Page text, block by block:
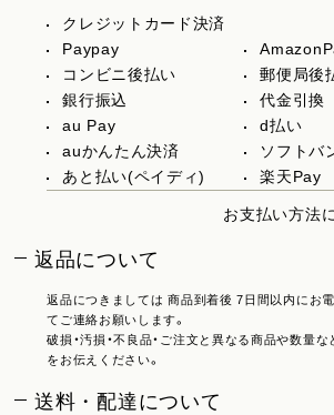
クレジットカード決済
Paypay
コンビニ後払い
郵便局後
銀行振込
代金引換
au Pay
d払い
auかんたん決済
ソフトバ
あと払い(ペイディ)
楽天Pay
お支払い方法
返品について
返品につきましては 商品到着後 7日間以内にお
てご連絡お願いします。
破損・汚損・不良品・ご注文と異なる商品や数量な
をお伝えください。
送料・配達について